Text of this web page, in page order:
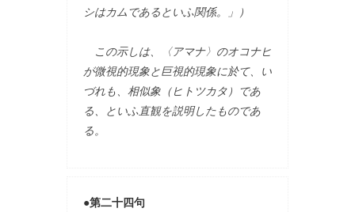
シはカムであるといふ関係。」）
この示しは、〈アマナ〉のオコナヒ
が微視的現象と巨視的現象に於て、い
づれも、相似象（ヒトツカタ）であ
る、といふ直観を説明したものであ
る。
●第二十四句